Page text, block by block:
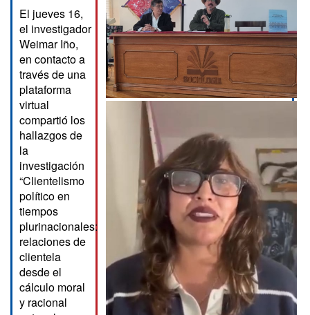
El jueves 16,
el investigador
Weimar Iño,
en contacto a
través de una
plataforma
virtual
compartió los
hallazgos de
la
investigación
“Clientelismo
político en
tiempos
plurinacionales:
relaciones de
clientela
desde el
cálculo moral
y racional